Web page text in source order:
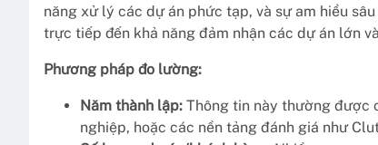
năng xử lý các dự án phức tạp, và sự am hiểu
trực tiếp đến khả năng đảm nhận các dự án lớn
Phương pháp đo lường:
Năm thành lập: Thông tin này thường được
nghiệp, hoặc các nền tảng đánh giá như